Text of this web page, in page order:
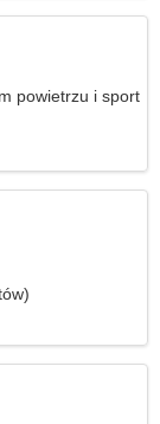
powietrzu i sport